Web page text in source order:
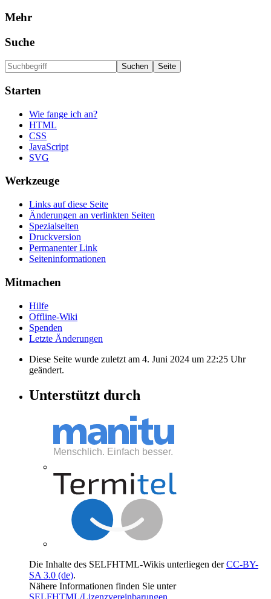
Mehr
Suche
Starten
Wie fange ich an?
HTML
CSS
JavaScript
SVG
Werkzeuge
Links auf diese Seite
Änderungen an verlinkten Seiten
Spezialseiten
Druckversion
Permanenter Link
Seiten­informationen
Mitmachen
Hilfe
Offline-Wiki
Spenden
Letzte Änderungen
Diese Seite wurde zuletzt am 4. Juni 2024 um 22:25 Uhr
geändert.
Unterstützt durch
Die Inhalte des SELFHTML-Wikis unterliegen derCC-BY-
SA 3.0 (de).
Nähere Informationen finden Sie unter